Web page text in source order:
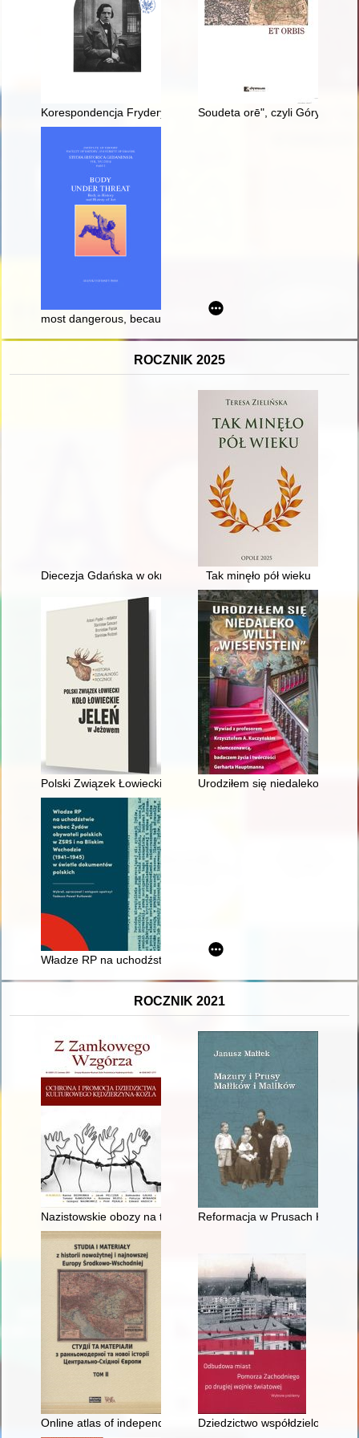
Korespondencja Fryderyka Chopina. T. 3 cz. 2,
Soudeta orē", czyli Góry
most dangerous, because the Most Carnal? : the sense of
ROCZNIK 2025
Diecezja Gdańska w okresie komunizmu (1945-1989) : rys
Tak minęło pół wieku
Polski Związek Łowiecki : Koło Łowieckie "Jeleń" w Jeżowem
Urodziłem się niedaleko willi
Władze RP na uchodźstwie wobec Żydów obywateli polskich
ROCZNIK 2021
Nazistowskie obozy na terenie Kędzierzyna-Koźla podczas II
Reformacja w Prusach
Online atlas of independent Poland - a join project of the
Dziedzictwo współdzielone :